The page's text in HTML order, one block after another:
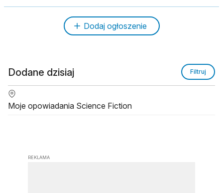
Dodaj ogłoszenie
Dodane dzisiaj Filtruj
Moje opowiadania Science Fiction
REKLAMA